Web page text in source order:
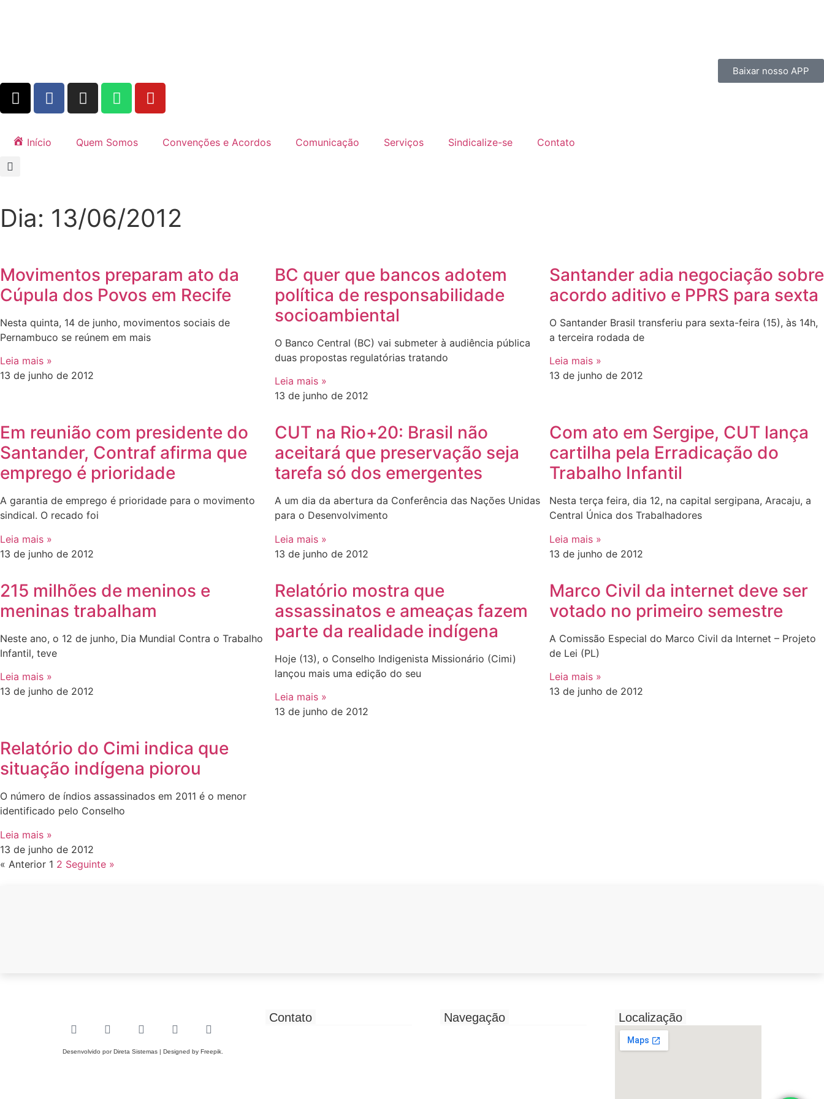
Baixar nosso APP
Início Quem Somos Convenções e Acordos Comunicação Serviços Sindicalize-se Contato
Dia: 13/06/2012
Movimentos preparam ato da
Cúpula dos Povos em Recife
Nesta quinta, 14 de junho, movimentos sociais de
Pernambuco se reúnem em mais
Leia mais »
13 de junho de 2012
BC quer que bancos adotem
política de responsabilidade
socioambiental
O Banco Central (BC) vai submeter à audiência pública
duas propostas regulatórias tratando
Leia mais »
13 de junho de 2012
Santander adia negociação sobre
acordo aditivo e PPRS para sexta
O Santander Brasil transferiu para sexta-feira (15), às 14h,
a terceira rodada de
Leia mais »
13 de junho de 2012
Em reunião com presidente do
Santander, Contraf afirma que
emprego é prioridade
A garantia de emprego é prioridade para o movimento
sindical. O recado foi
Leia mais »
13 de junho de 2012
CUT na Rio+20: Brasil não
aceitará que preservação seja
tarefa só dos emergentes
A um dia da abertura da Conferência das Nações Unidas
para o Desenvolvimento
Leia mais »
13 de junho de 2012
Com ato em Sergipe, CUT lança
cartilha pela Erradicação do
Trabalho Infantil
Nesta terça feira, dia 12, na capital sergipana, Aracaju, a
Central Única dos Trabalhadores
Leia mais »
13 de junho de 2012
215 milhões de meninos e
meninas trabalham
Neste ano, o 12 de junho, Dia Mundial Contra o Trabalho
Infantil, teve
Leia mais »
13 de junho de 2012
Relatório mostra que
assassinatos e ameaças fazem
parte da realidade indígena
Hoje (13), o Conselho Indigenista Missionário (Cimi)
lançou mais uma edição do seu
Leia mais »
13 de junho de 2012
Marco Civil da internet deve ser
votado no primeiro semestre
A Comissão Especial do Marco Civil da Internet – Projeto
de Lei (PL)
Leia mais »
13 de junho de 2012
Relatório do Cimi indica que
situação indígena piorou
O número de índios assassinados em 2011 é o menor
identificado pelo Conselho
Leia mais »
13 de junho de 2012
« Anterior 1 2 Seguinte »
Desenvolvido porDireta Sistemas | Designed by Freepik
Contato Navegação Localização